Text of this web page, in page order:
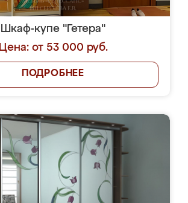
Шкаф-купе "Гетера"
Цена: от 53 000 руб.
ПОДРОБНЕЕ